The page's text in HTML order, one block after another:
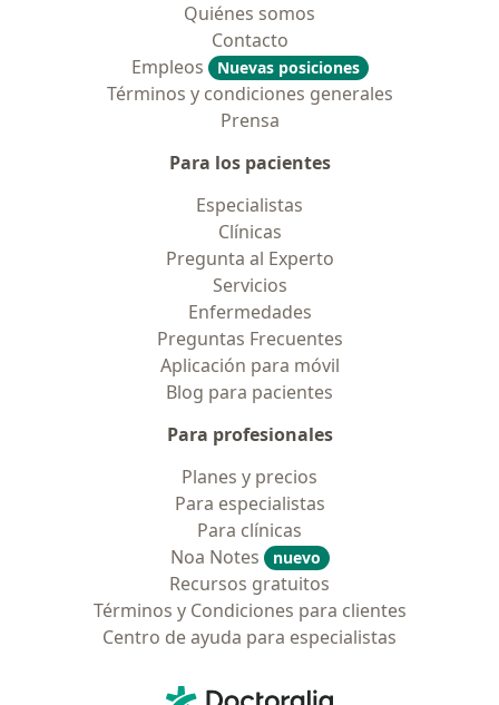
Quiénes somos
Contacto
Empleos
Nuevas posiciones
Términos y condiciones generales
Prensa
Para los pacientes
Especialistas
Clínicas
Pregunta al Experto
Servicios
Enfermedades
Preguntas Frecuentes
Aplicación para móvil
Blog para pacientes
Para profesionales
Planes y precios
Para especialistas
Para clínicas
Noa Notes
nuevo
Recursos gratuitos
Términos y Condiciones para clientes
Centro de ayuda para especialistas
Doctoralia - Página de inicio